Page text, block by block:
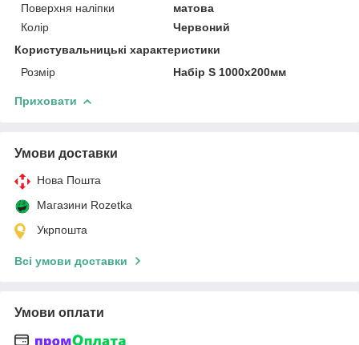
Поверхня наліпки
матова
Колір
Червоний
Користувальницькі характеристики
Розмір
Набір S 1000x200мм
Приховати
Умови доставки
Нова Пошта
Магазини Rozetka
Укрпошта
Всі умови доставки
Умови оплати